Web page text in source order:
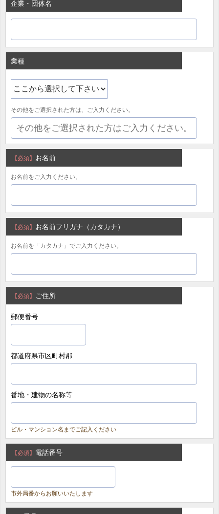
企業・団体名
業種
その他をご選択された方は、ご入力ください。
【必須】 お名前
お名前をご入力ください。
【必須】 お名前フリガナ（カタカナ）
お名前を「カタカナ」でご入力ください。
【必須】 ご住所
郵便番号
都道府県市区町村郡
番地・建物の名称等
ビル・マンション名までご記入ください
【必須】 電話番号
市外局番からお願いいたします